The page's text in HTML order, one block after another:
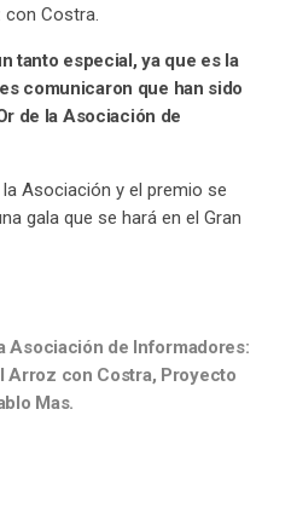
Costra.
tanto especial, ya que es la
comunicaron que han sido
de la Asociación de
Asociación y el premio se
gala que se hará en el Gran
Asociación de Informadores:
Arroz con Costra, Proyecto
Mas.